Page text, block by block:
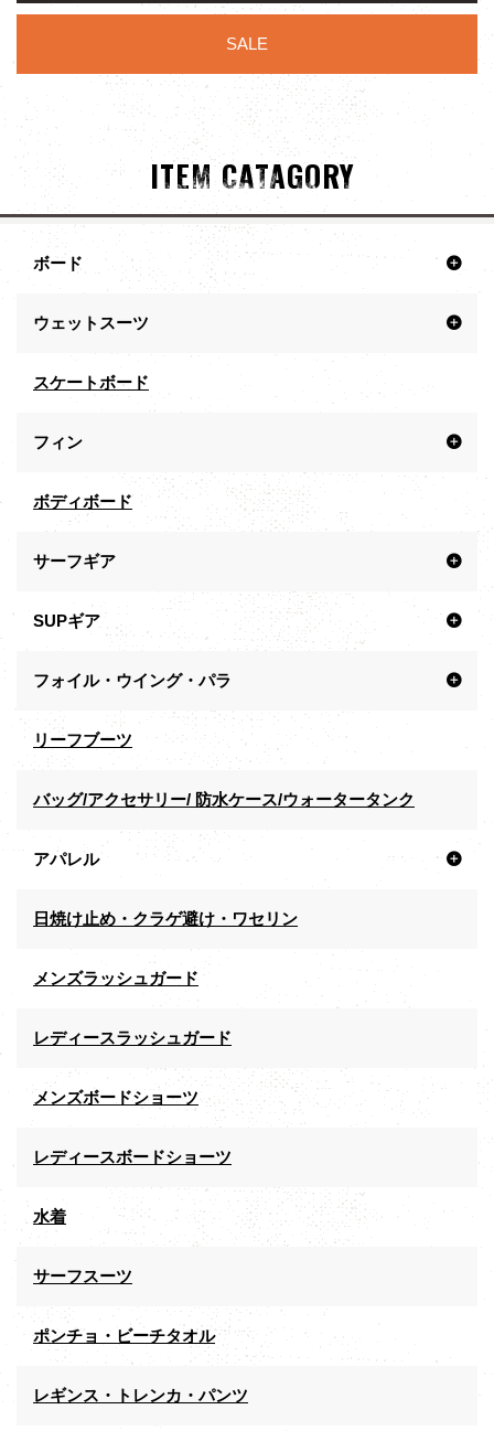
SALE
ITEM CATAGORY
ボード
ウェットスーツ
スケートボード
フィン
ボディボード
サーフギア
SUPギア
フォイル・ウイング・パラ
リーフブーツ
バッグ/アクセサリー/ 防水ケース/ウォータータンク
アパレル
日焼け止め・クラゲ避け・ワセリン
メンズラッシュガード
レディースラッシュガード
メンズボードショーツ
レディースボードショーツ
水着
サーフスーツ
ポンチョ・ビーチタオル
レギンス・トレンカ・パンツ